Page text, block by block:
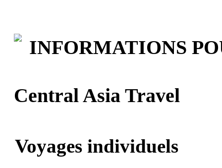
INFORMATIONS
Central Asia Travel
Voyages individuels